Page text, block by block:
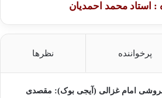
: استاد محمد احمدیان
پرخواننده نظرها
امام غزالی (آیجی بوک): مقصدی